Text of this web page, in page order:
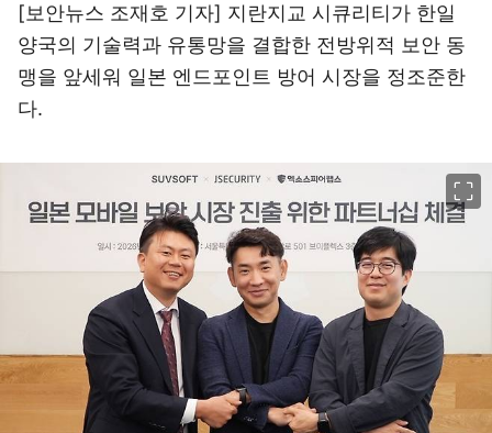
[보안뉴스 조재호 기자] 지란지교 시큐리티가 한일
양국의 기술력과 유통망을 결합한 전방위적 보안 동
맹을 앞세워 일본 엔드포인트 방어 시장을 정조준한
다.